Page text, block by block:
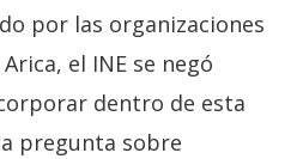
por las organizaciones
el INE se negó
dentro de esta
pregunta sobre